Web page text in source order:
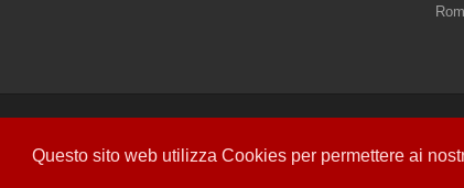
Questo sito web utilizza Cookies per permettere ai